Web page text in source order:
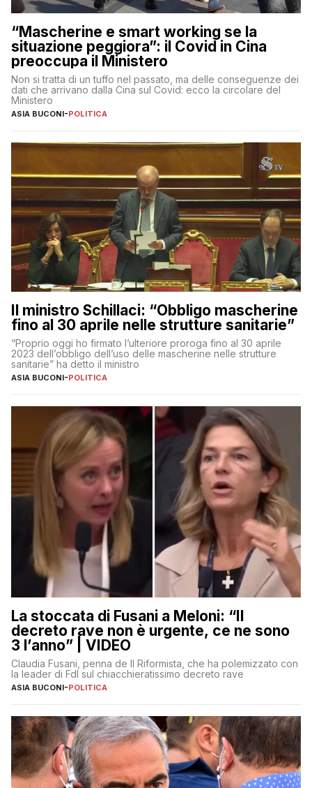
“Mascherine e smart working se la
situazione peggiora”: il Covid in Cina
preoccupa il Ministero
Non si tratta di un tuffo nel passato, ma delle conseguenze dei
dati che arrivano dalla Cina sul Covid: ecco la circolare del
Ministero
ASIA BUCONI-POLITICA
Il ministro Schillaci: “Obbligo mascherine
fino al 30 aprile nelle strutture sanitarie”
“Proprio oggi ho firmato l’ulteriore proroga fino al 30 aprile
2023 dell’obbligo dell’uso delle mascherine nelle strutture
sanitarie” ha detto il ministro
ASIA BUCONI-POLITICA
La stoccata di Fusani a Meloni: “Il
decreto rave non è urgente, ce ne sono
3 l’anno” | VIDEO
Claudia Fusani, penna de Il Riformista, che ha polemizzato con
la leader di FdI sul chiacchieratissimo decreto rave
ASIA BUCONI-POLITICA